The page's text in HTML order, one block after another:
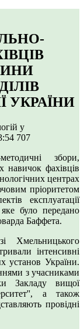
УКРАЇНИ
у
707
збори,
навичок фахівців
центрах
пріоритетом
експлуатації
було передано
Баффета.
Хмельницького
інтенсивні
установ України.
з учасниками
Закладу вищої
а також
провідні